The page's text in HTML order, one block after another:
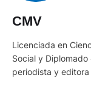
CMV
Licenciada en
Social y
periodista y